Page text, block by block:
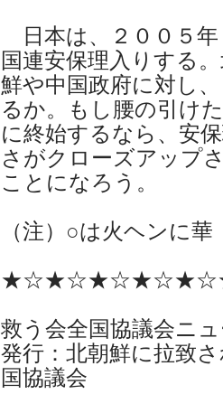
日本は、２００５年
国連安保理入りする
鮮や中国政府に対し
るか。もし腰の引け
に終始するなら、安
さがクローズアップ
ことになろう。
（注）○は火ヘンに華
救う会全国協議会ニ
発行：北朝鮮に拉致
国協議会